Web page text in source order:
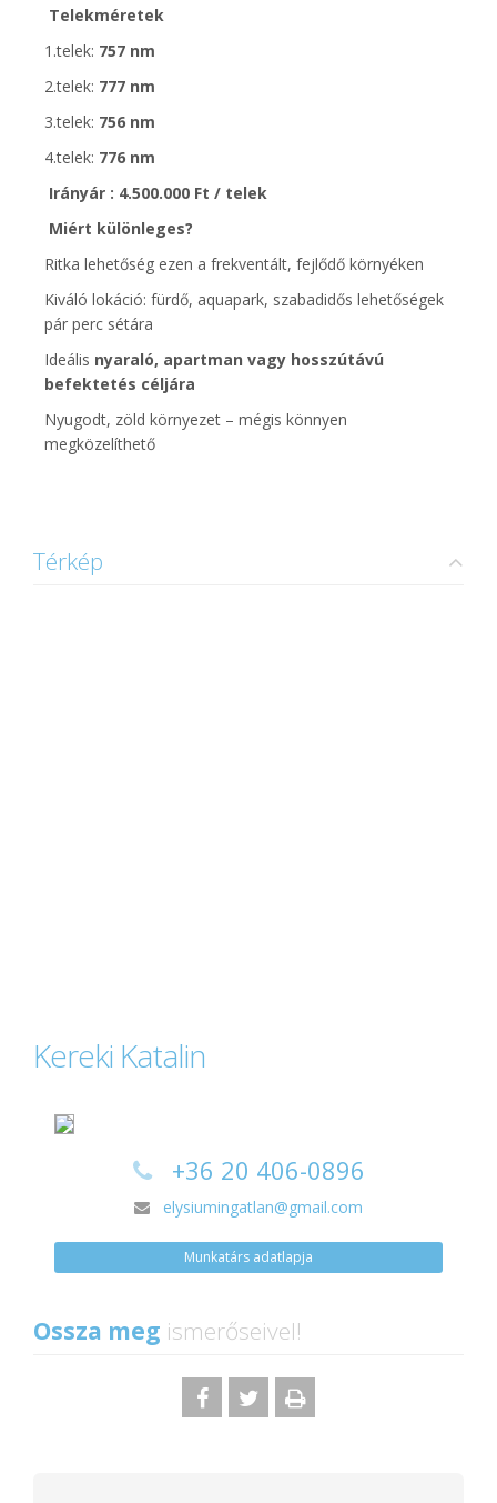
Telekméretek
1.telek: 757 nm
2.telek: 777 nm
3.telek: 756 nm
4.telek: 776 nm
Irányár : 4.500.000 Ft / telek
Miért különleges?
Ritka lehetőség ezen a frekventált, fejlődő környéken
Kiváló lokáció: fürdő, aquapark, szabadidős lehetőségek
pár perc sétára
Ideális nyaraló, apartman vagy hosszútávú
befektetés céljára
Nyugodt, zöld környezet – mégis könnyen
megközelíthető
Térkép
Kereki Katalin
+36 20 406-0896
elysiumingatlan@gmail.com
Munkatárs adatlapja
Ossza meg ismerőseivel!